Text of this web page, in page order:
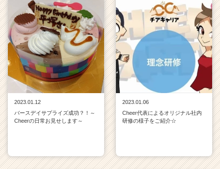
2023.01.12
バースデイサプライズ成功？！～
Cheerの日常お見せします～
2023.01.06
Cheer代表によるオリジナル社内
研修の様子をご紹介☆